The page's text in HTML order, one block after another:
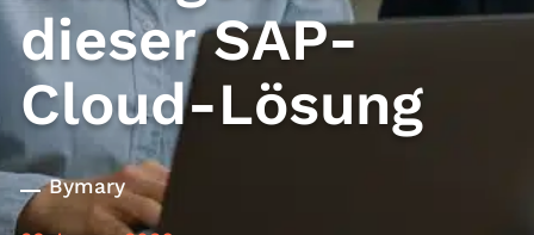
dieser SAP-
Cloud-Lösung
Bymary